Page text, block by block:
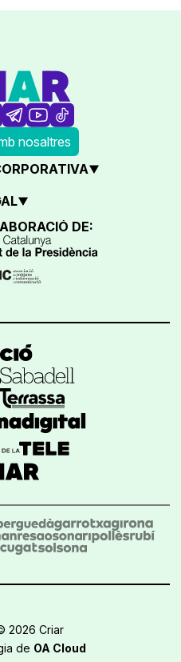
nosaltres
DE:
2026 Criar
de OA Cloud